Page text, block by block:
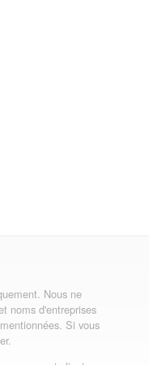
Nous ne
noms d'entreprises
Si vous